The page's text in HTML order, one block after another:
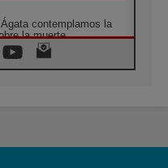
contemplamos la
la muerte
Santuario de la Madre